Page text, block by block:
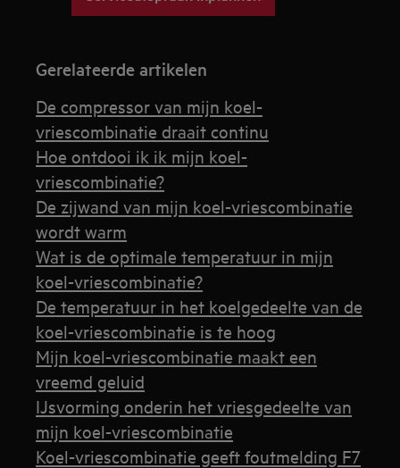
Gerelateerde artikelen
De compressor van mijn koel-
vriescombinatie draait continu
Hoe ontdooi ik ik mijn koel-
vriescombinatie?
De zijwand van mijn koel-vriescombinatie
wordt warm
Wat is de optimale temperatuur in mijn
koel-vriescombinatie?
De temperatuur in het koelgedeelte van de
koel-vriescombinatie is te hoog
Mijn koel-vriescombinatie maakt een
vreemd geluid
IJsvorming onderin het vriesgedeelte van
mijn koel-vriescombinatie
Koel-vriescombinatie geeft foutmelding F7